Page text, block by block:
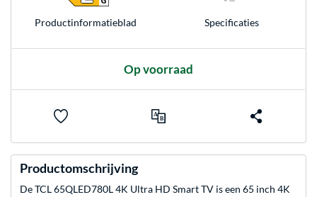
Product­informatieblad Specificaties
Op voorraad
Productomschrijving
De TCL 65QLED780L 4K Ultra HD Smart TV is een 65 inch 4K